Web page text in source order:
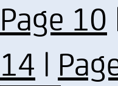
Page 10
14 |